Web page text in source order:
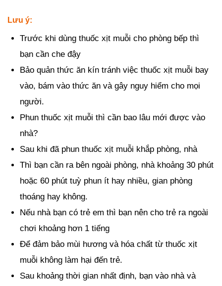
Lưu ý:
Trước khi dùng thuốc xịt muỗi cho phòng bếp thì
bạn cần che đậy
Bảo quản thức ăn kín tránh việc thuốc xịt muỗi bay
vào, bám vào thức ăn và gây nguy hiểm cho mọi
người.
Phun thuốc xịt muỗi thì cần bao lâu mới được vào
nhà?
Sau khi đã phun thuốc xịt muỗi khắp phòng, nhà
Thì bạn cần ra bên ngoài phòng, nhà khoảng 30 phút
hoặc 60 phút tuỳ phun ít hay nhiều, gian phòng
thoáng hay không.
Nếu nhà bạn có trẻ em thì bạn nên cho trẻ ra ngoài
chơi khoảng hơn 1 tiếng
Để đảm bảo mùi hương và hóa chất từ thuốc xịt
muỗi không làm hại đến trẻ.
Sau khoảng thời gian nhất định, bạn vào nhà và